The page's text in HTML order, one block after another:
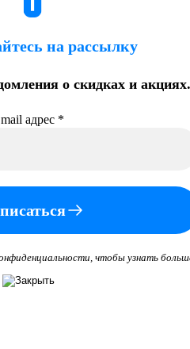
на рассылку
о скидках и акциях.
адрес *
чтобы узнать